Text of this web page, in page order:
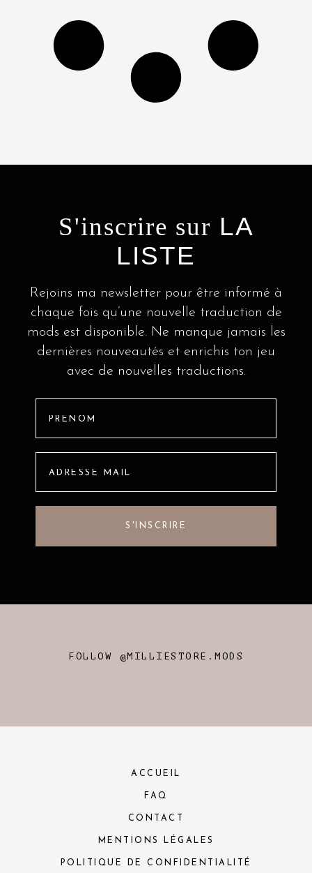
S'inscrire sur LA
LISTE
Rejoins ma newsletter pour être informé à
chaque fois qu’une nouvelle traduction de
mods est disponible. Ne manque jamais les
dernières nouveautés et enrichis ton jeu
avec de nouvelles traductions.
FOLLOW @MILLIESTORE.MODS
ACCUEIL
FAQ
CONTACT
MENTIONS LÉGALES
POLITIQUE DE CONFIDENTIALITÉ